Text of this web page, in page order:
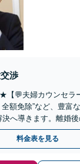
渉
💬夫婦カウンセラ
額免除”など、豊富
へ導きます。離婚後
／熟年離婚／親権
料金表を見る